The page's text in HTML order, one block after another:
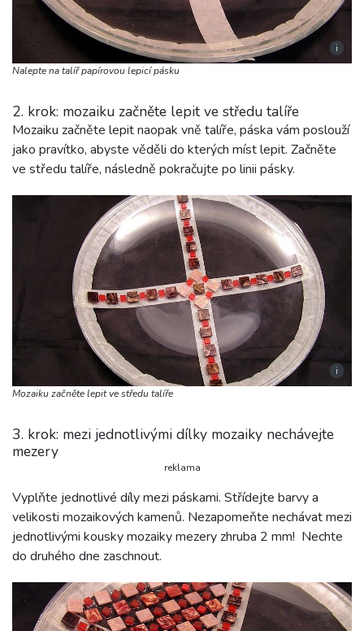
i
Nalepte na talíř papírovou lepicí pásku
2. krok: mozaiku začněte lepit ve středu talíře
Mozaiku začněte lepit naopak vně talíře, páska vám poslouží
jako pravítko, abyste věděli do kterých míst lepit. Začněte
ve středu talíře, následně pokračujte po linii pásky.
i
Mozaiku začněte lepit ve středu talíře
3. krok: mezi jednotlivými dílky mozaiky nechávejte
mezery
reklama
Vyplňte jednotlivé díly mezi páskami. Střídejte barvy a
velikosti mozaikových kamenů. Nezapomeňte nechávat mezi
jednotlivými kousky mozaiky mezery zhruba 2 mm! Nechte
do druhého dne zaschnout.